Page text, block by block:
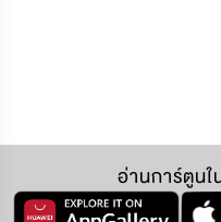
อ่านการ์ตูน